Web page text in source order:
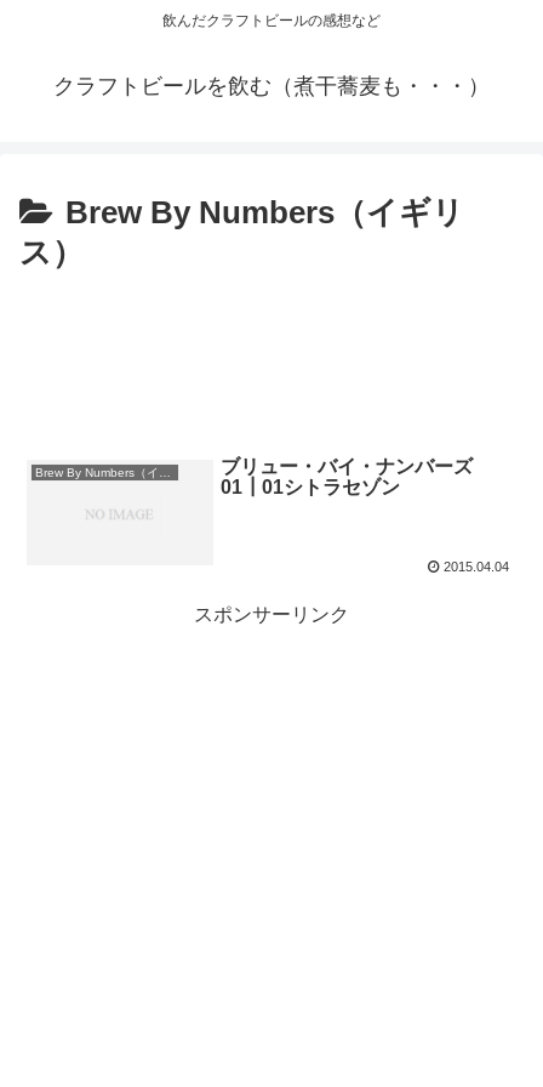
飲んだクラフトビールの感想など
クラフトビールを飲む（煮干蕎麦も・・・）
Brew By Numbers（イギリ
ス）
Brew By Numbers（イギリス）
ブリュー・バイ・ナンバーズ
01┃01シトラセゾン
2015.04.04
スポンサーリンク